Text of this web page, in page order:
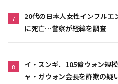
7
20代の日本人女性インフルエ
に死亡…警察が経緯を調査
8
イ・スンギ、105億ウォン規
ャ・ガウォン会長を詐欺の疑